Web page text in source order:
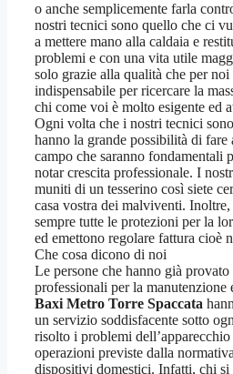
o anche semplicemente farla
nostri tecnici sono quello che ci
a mettere mano alla caldaia e
problemi e con una vita utile
solo grazie alla qualità che per noi
indispensabile per ricercare la
chi come voi è molto esigente ed
Ogni volta che i nostri tecnici
hanno la grande possibilità di fare
campo che saranno fondamentali
notar crescita professionale. I
muniti di un tesserino così siete
casa vostra dei malviventi.
sempre tutte le protezioni per la
ed emettono regolare fattura cioè
Che cosa dicono di noi
Le persone che hanno già
professionali per la manutenzione
Baxi Metro Torre Spaccata
un servizio soddisfacente sotto
risolto i problemi
operazioni previste dalla
dispositivi domestici. Infatti, chi si